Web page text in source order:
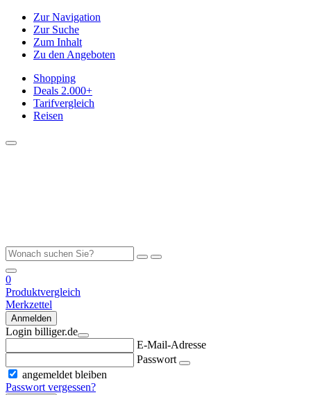
Zur Navigation
Zur Suche
Zum Inhalt
Zu den Angeboten
Shopping
Deals 2.000+
Tarifvergleich
Reisen
0
Produktvergleich
Merkzettel
Anmelden
Login billiger.de
E-Mail-Adresse
Passwort
angemeldet bleiben
Passwort vergessen?